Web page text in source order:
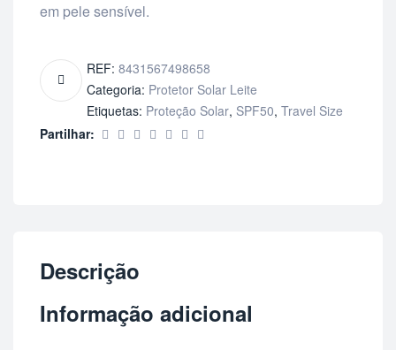
em pele sensível.
REF: 8431567498658
Categoria: Protetor Solar Leite
Etiquetas: Proteção Solar, SPF50, Travel Size
Partilhar:
Descrição
Informação adicional